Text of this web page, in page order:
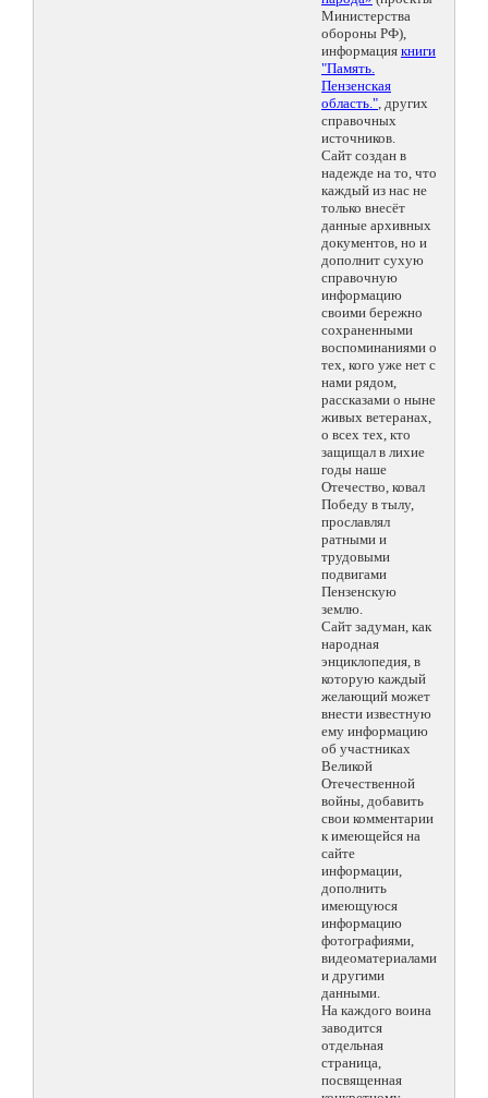
Министерства
обороны РФ),
информация книги
"Память.
Пензенская
область.", других
справочных
источников.
Сайт создан в
надежде на то, что
каждый из нас не
только внесёт
данные архивных
документов, но и
дополнит сухую
справочную
информацию
своими бережно
сохраненными
воспоминаниями о
тех, кого уже нет с
нами рядом,
рассказами о ныне
живых ветеранах,
о всех тех, кто
защищал в лихие
годы наше
Отечество, ковал
Победу в тылу,
прославлял
ратными и
трудовыми
подвигами
Пензенскую
землю.
Сайт задуман, как
народная
энциклопедия, в
которую каждый
желающий может
внести известную
ему информацию
об участниках
Великой
Отечественной
войны, добавить
свои комментарии
к имеющейся на
сайте
информации,
дополнить
имеющуюся
информацию
фотографиями,
видеоматериалами
и другими
данными.
На каждого воина
заводится
отдельная
страница,
посвященная